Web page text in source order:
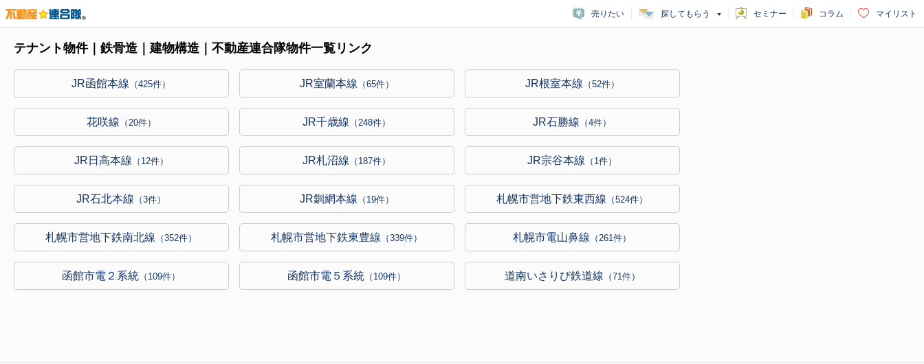
売りたい 探してもらう セミナー コラム マイリスト
テナント物件｜鉄骨造｜建物構造｜不動産連合隊物件一覧リンク
JR函館本線 （425件） JR室蘭本線 （65件） JR根室本線 （52件）
花咲線 （20件） JR千歳線 （248件） JR石勝線 （4件）
JR日高本線 （12件） JR札沼線 （187件） JR宗谷本線 （1件）
JR石北本線 （3件） JR釧網本線 （19件） 札幌市営地下鉄東西線 （524件）
札幌市営地下鉄南北線 （352件） 札幌市営地下鉄東豊線 （339件） 札幌市電山鼻線 （261件）
函館市電２系統 （109件） 函館市電５系統 （109件） 道南いさりび鉄道線 （71件）